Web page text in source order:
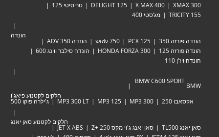
XMAX 300
X MAX 400
DELIGHT 125
טריסיטי 125
TRICITY 155
מג’סטי 400
הונדה
הונדה פורזה 350 PCX 125
xadv 750
הונדה ADV 350
הונדה פורזה 125
HONDA FORZA 300
הונדה סילבר ווינג 600
הונדה ויז'ן 110
BMW
BMW C600 SPORT
חלקים לקטנוע פיאג'ו
אקסאבו 250 MP3 300
MP3 125
MP3 300 LT ג'ילרה פוקו 500
חלקים לקטנוע סאן יאנג
סאן יאנג TL500 סאן יאנג ג'וי מקס Zּ+ 250
JET X ABS